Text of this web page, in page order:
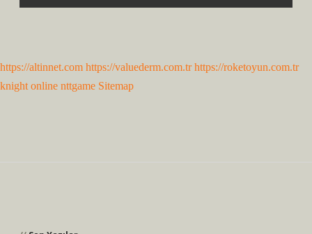
https://altinnet.com https://valuederm.com.tr https://roketoyun.com.tr
knight online nttgame Sitemap